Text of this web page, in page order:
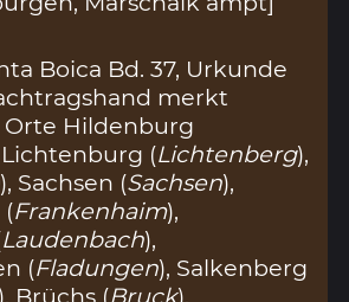
Boica Bd. 37, Urkunde
merkt
Orte Hildenburg
Lichtenburg (Lichtenberg),
), Sachsen (Sachsen),
Frankenhaim),
Laudenbach),
(Fladungen), Salkenberg
Brüchs (Bruck),